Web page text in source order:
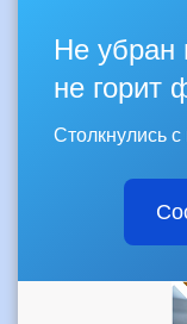
Не убран
не горит
Столкнулись